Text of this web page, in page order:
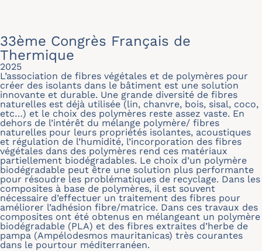
33ème Congrès Français de
Thermique
2025
L’association de fibres végétales et de polymères pour
créer des isolants dans le bâtiment est une solution
innovante et durable. Une grande diversité de fibres
naturelles est déjà utilisée (lin, chanvre, bois, sisal, coco,
etc…) et le choix des polymères reste assez vaste. En
dehors de l’intérêt du mélange polymère/ fibres
naturelles pour leurs propriétés isolantes, acoustiques
et régulation de l’humidité, l’incorporation des fibres
végétales dans des polymères rend ces matériaux
partiellement biodégradables. Le choix d’un polymère
biodégradable peut être une solution plus performante
pour résoudre les problématiques de recyclage. Dans les
composites à base de polymères, il est souvent
nécessaire d’effectuer un traitement des fibres pour
améliorer l’adhésion fibre/matrice. Dans ces travaux des
composites ont été obtenus en mélangeant un polymère
biodégradable (PLA) et des fibres extraites d’herbe de
pampa (Ampélodesmos mauritanicas) très courantes
dans le pourtour méditerranéen.